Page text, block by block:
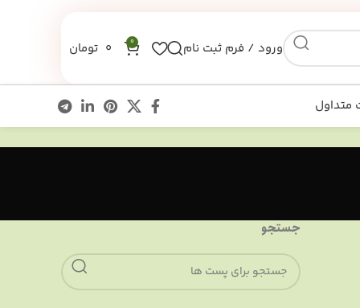
ورود / فرم ثبت نام 0
0 تومان
متداول
جستجو